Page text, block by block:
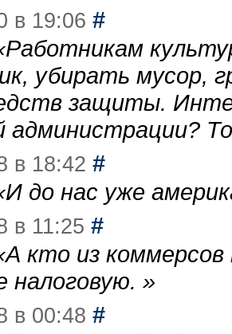
в 19:06 #
Работникам
убирать мусор,
защиты.
администрации?
в 18:42 #
И до нас уже
в 11:25 #
А кто из
»
в 00:48 #